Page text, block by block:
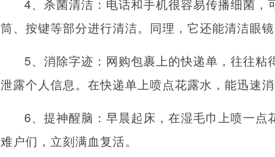
4、杀菌清洁：电话和手机很容易传播细菌
筒、按键等部分进行清洁。同理，它还能清洁眼
5、消除字迹：网购包裹上的快递单，往往
泄露个人信息。在快递单上喷点花露水，能迅速消
6、提神醒脑：早晨起床，在湿毛巾上喷一
难户们，立刻满血复活。